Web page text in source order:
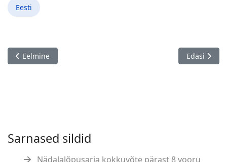
Eesti
Eelmine artikkel: Eesti juunioride meistrivõistlused, Narva-
Eelmine Järgmine
Edasi
Sarnased sildid
Nädalalõpusarja kokkuvõte pärast 8 vooru